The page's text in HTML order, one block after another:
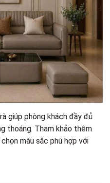
giúp phòng khách đầy đủ
thoáng. Tham khảo thêm
màu sắc phù hợp với